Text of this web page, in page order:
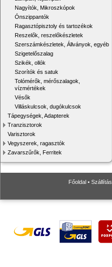
Nagyítók, Mikroszkópok
Ónszippantók
Ragasztópisztoly és tartozékok
Reszelők, reszelőkészletek
Szerszámkészletek, Állványok, egyéb
Szigetelőszalag
Szikék, ollók
Szorítók és satuk
Tolómérők, mérőszalagok,
vízmértékek
Vésők
Villáskulcsok, dugókulcsok
Tápegységek, Adapterek
Tranzisztorok
Varisztorok
Vegyszerek, ragasztók
Zavarszűrők, Ferritek
Főoldal • Szállítás